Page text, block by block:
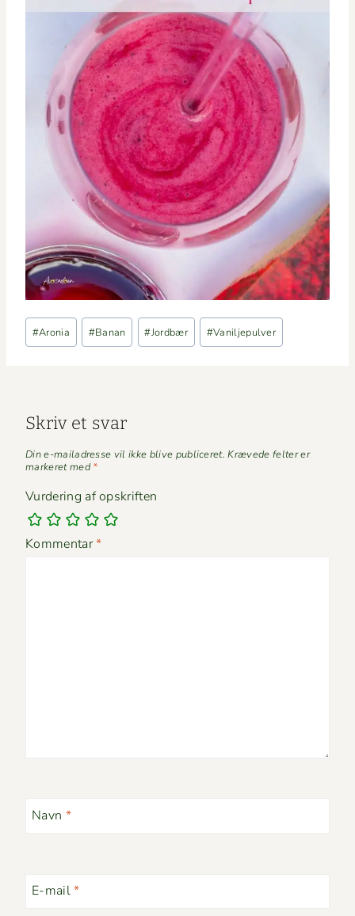
Indlæg-
tags:
#Aronia #Banan #Jordbær #Vaniljepulver
Skriv et svar
Din e-mailadresse vil ikke blive publiceret. Krævede felter er
markeret med*
Vurdering af opskriften
Kommentar*
Navn *
E-mail*